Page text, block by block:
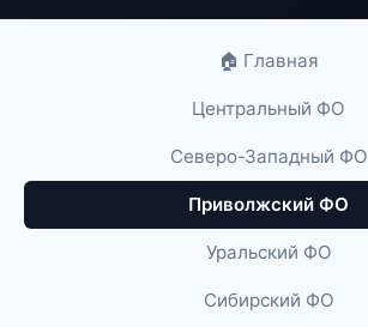
🏠 Главная
Центральный ФО
Северо-Западный ФО
Приволжский ФО
Уральский ФО
Сибирский ФО